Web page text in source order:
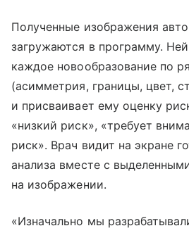
Полученные изображения
загружаются в программу.
каждое новообразование по
(асимметрия, границы, цвет,
и присваивает ему оценку
«низкий риск», «требует
риск». Врач видит на экране
анализа вместе с
на изображении.
«Изначально мы